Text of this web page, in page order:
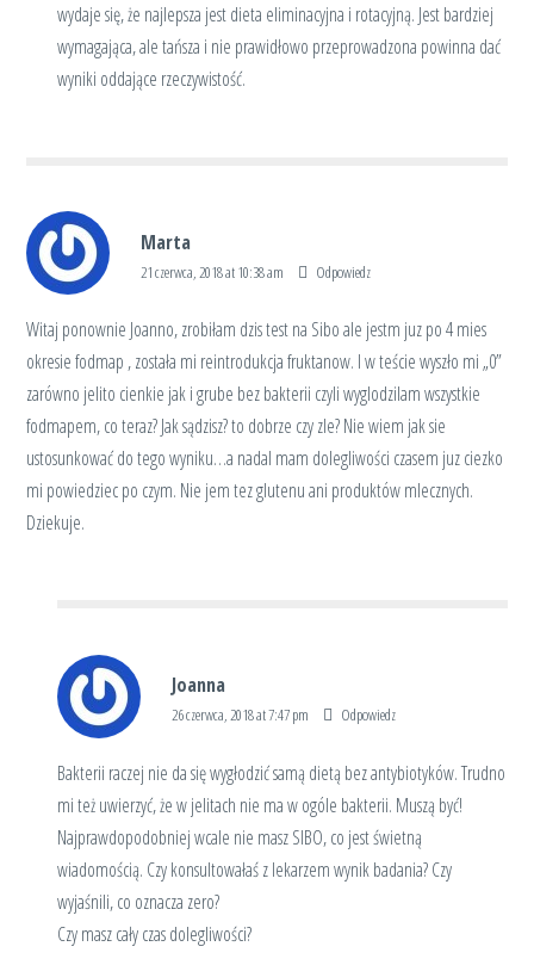
wydaje się, że najlepsza jest dieta eliminacyjna i rotacyjną. Jest bardziej
wymagająca, ale tańsza i nie prawidłowo przeprowadzona powinna dać
wyniki oddające rzeczywistość.
Marta
21 czerwca, 2018 at 10:38 am Odpowiedz
Witaj ponownie Joanno, zrobiłam dzis test na Sibo ale jestm juz po 4 mies
okresie fodmap , została mi reintrodukcja fruktanow. I w teście wyszło mi „0”
zarówno jelito cienkie jak i grube bez bakterii czyli wyglodzilam wszystkie
fodmapem, co teraz? Jak sądzisz? to dobrze czy zle? Nie wiem jak sie
ustosunkować do tego wyniku…a nadal mam dolegliwości czasem juz ciezko
mi powiedziec po czym. Nie jem tez glutenu ani produktów mlecznych.
Dziekuje.
Joanna
26 czerwca, 2018 at 7:47 pm Odpowiedz
Bakterii raczej nie da się wygłodzić samą dietą bez antybiotyków. Trudno
mi też uwierzyć, że w jelitach nie ma w ogóle bakterii. Muszą być!
Najprawdopodobniej wcale nie masz SIBO, co jest świetną
wiadomością. Czy konsultowałaś z lekarzem wynik badania? Czy
wyjaśnili, co oznacza zero?
Czy masz cały czas dolegliwości?